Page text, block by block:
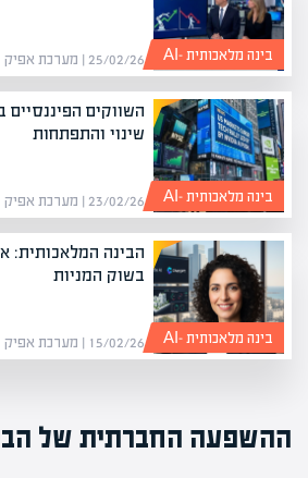
25/02/26 | מערכת אפיק בינה מלאכותית -AI
השווקים
שינוי והתפתחות
23/02/26 | מערכת אפיק בינה מלאכותית -AI
הבינה המלאכותית:
בשוק המניות
15/02/26 | מערכת אפיק בינה מלאכותית -AI
ההשפעה החברתית של